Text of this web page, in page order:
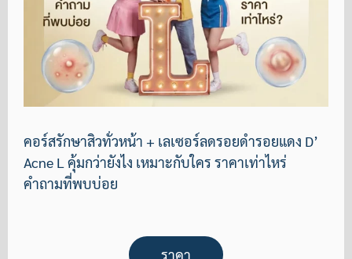
คอร์สรักษาสิวทั่วหน้า + เลเซอร์ลดรอยดำรอยแดง D’
Acne L คุ้มกว่ายังไง เหมาะกับใคร ราคาเท่าไหร่
คำถามที่พบบ่อย
ราคา